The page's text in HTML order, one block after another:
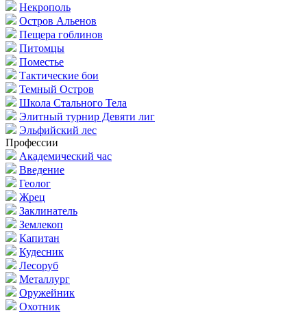
Некрополь
Остров Альенов
Пещера гоблинов
Питомцы
Поместье
Тактические бои
Темный Остров
Школа Стального Тела
Элитный турнир Девяти лиг
Эльфийский лес
Профессии
Академический час
Введение
Геолог
Жрец
Заклинатель
Землекоп
Капитан
Кудесник
Лесоруб
Металлург
Оружейник
Охотник